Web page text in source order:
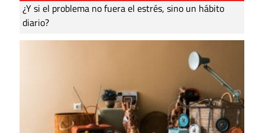
¿Y si el problema no fuera el estrés, sino un hábito
diario?